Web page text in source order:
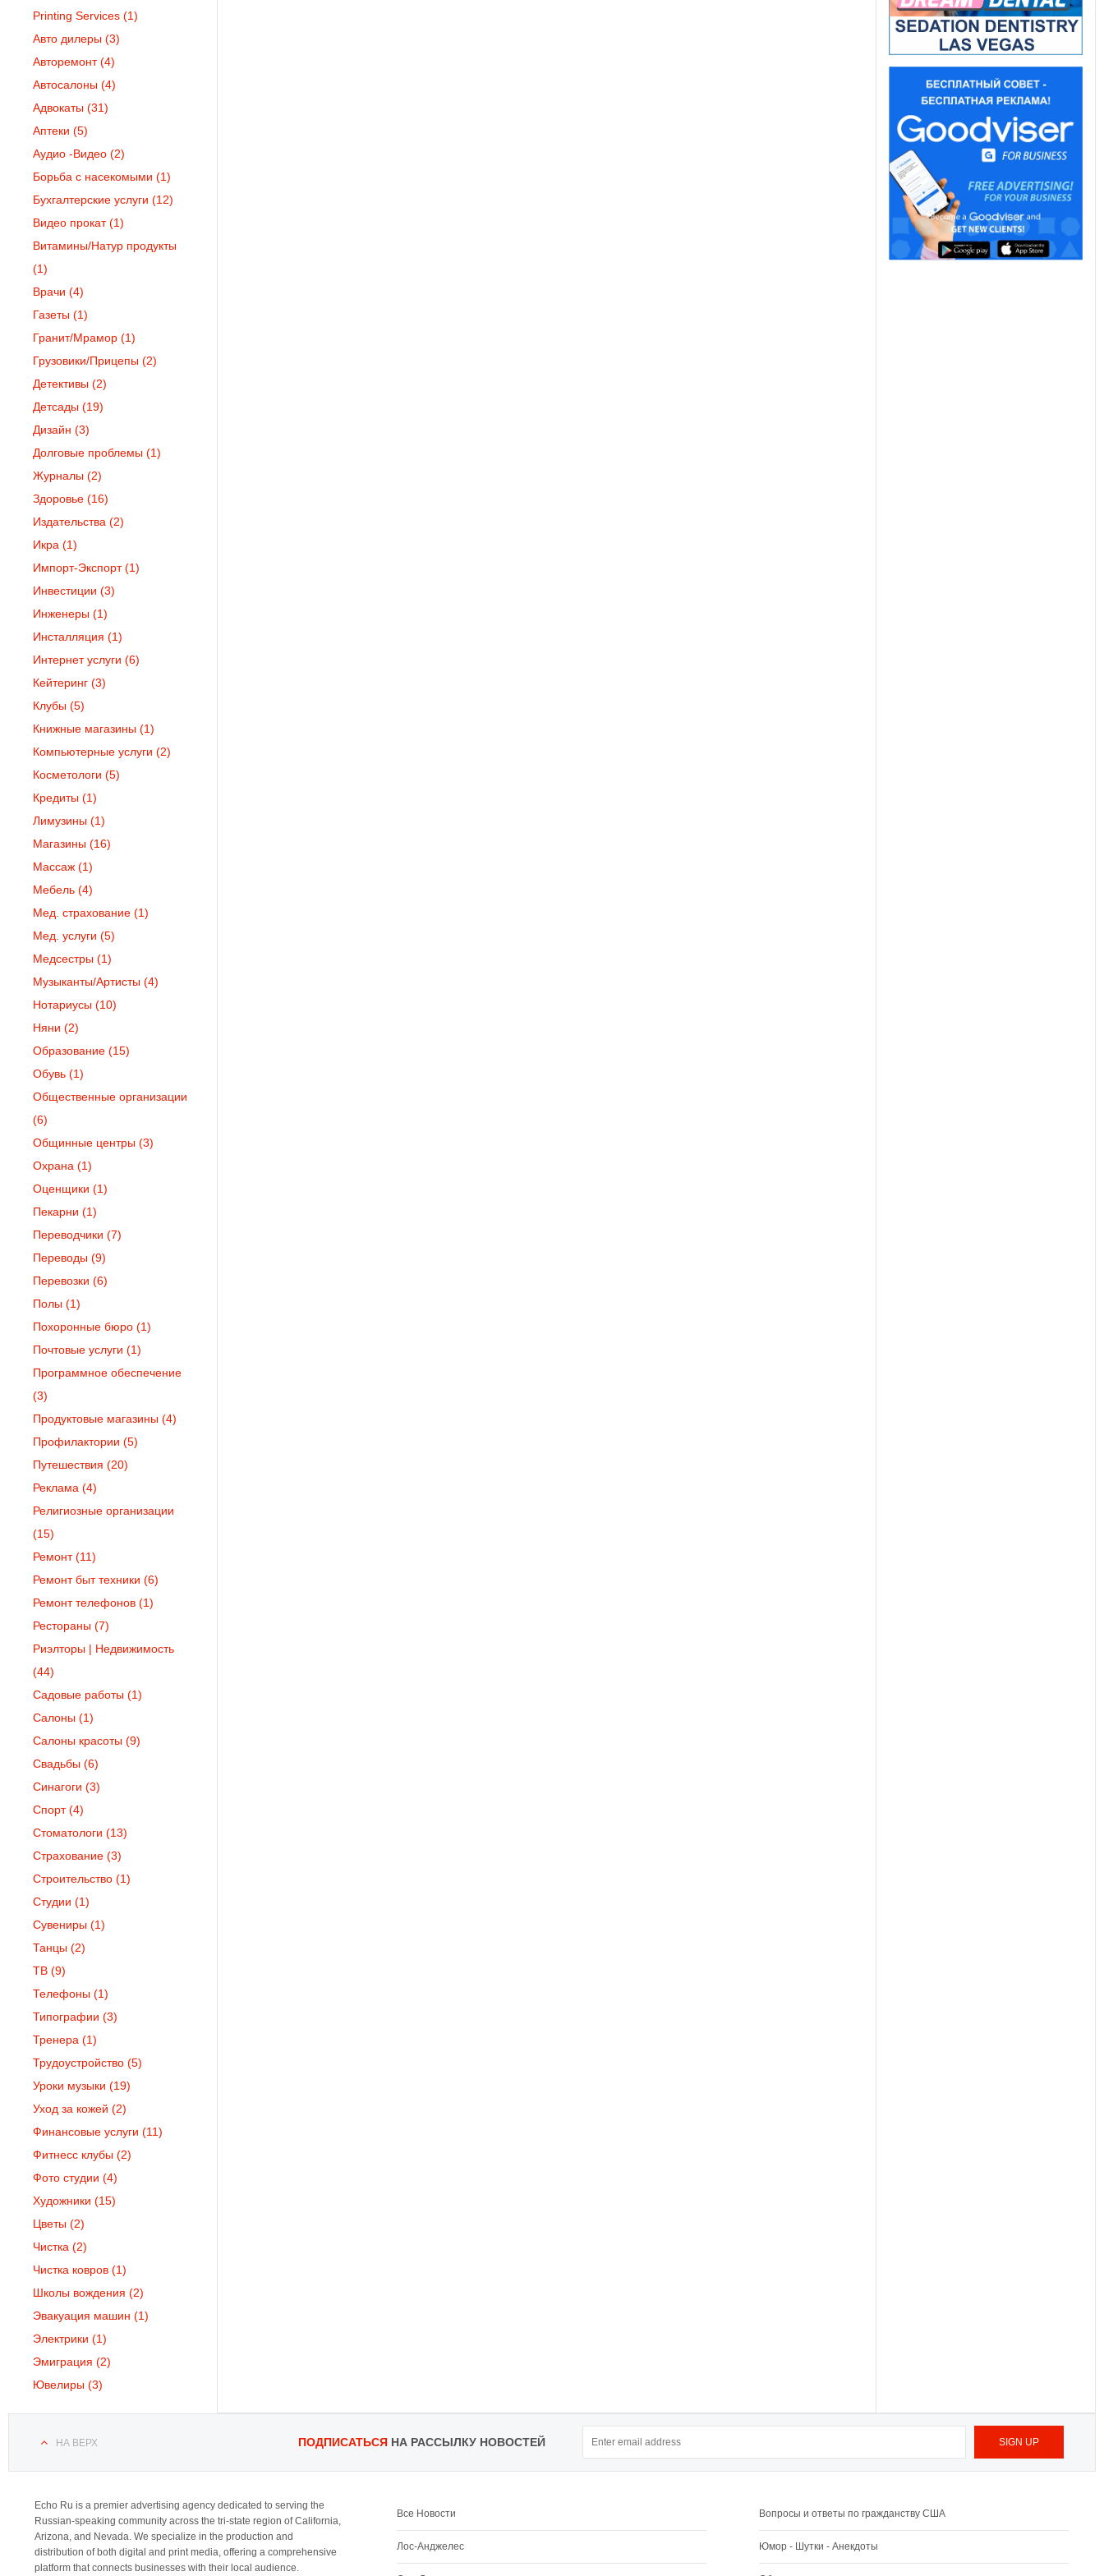
Printing Services (1)
Авто дилеры (3)
Авторемонт(4)
Автосалоны (4)
Адвокаты (31)
Аптеки (5)
Аудио -Видео (2)
Борьба с насекомыми (1)
Бухгалтерские услуги (12)
Видео прокат(1)
Витамины/Натур продукты
(1)
Врачи (4)
Газеты (1)
Гранит/Мрамор (1)
Грузовики/Прицепы (2)
Детективы (2)
Детсады (19)
Дизайн (3)
Долговые проблемы (1)
Журналы (2)
Здоровье (16)
Издательства (2)
Икра (1)
Импорт-Экспорт(1)
Инвестиции (3)
Инженеры (1)
Инсталляция (1)
Интернет услуги (6)
Кейтеринг (3)
Клубы (5)
Книжные магазины (1)
Компьютерные услуги (2)
Косметологи (5)
Кредиты (1)
Лимузины (1)
Магазины (16)
Массаж (1)
Мебель (4)
Мед. страхование (1)
Мед. услуги (5)
Медсестры (1)
Музыканты/Артисты (4)
Нотариусы (10)
Няни (2)
Образование (15)
Обувь (1)
Общественные организации
(6)
Общинные центры (3)
Охрана (1)
Оценщики (1)
Пекарни (1)
Переводчики (7)
Переводы (9)
Перевозки (6)
Полы (1)
Похоронные бюро (1)
Почтовые услуги (1)
Программное обеспечение
(3)
Продуктовые магазины (4)
Профилактории (5)
Путешествия (20)
Реклама (4)
Религиозные организации
(15)
Ремонт(11)
Ремонт быт техники (6)
Ремонт телефонов (1)
Рестораны (7)
Риэлторы | Недвижимость
(44)
Садовые работы (1)
Салоны (1)
Салоны красоты (9)
Свадьбы (6)
Синагоги (3)
Спорт(4)
Стоматологи (13)
Страхование (3)
Строительство (1)
Студии (1)
Сувениры (1)
Танцы (2)
ТВ (9)
Телефоны (1)
Типографии (3)
Тренера (1)
Трудоустройство (5)
Уроки музыки (19)
Уход за кожей (2)
Финансовые услуги (11)
Фитнесс клубы (2)
Фото студии (4)
Художники (15)
Цветы (2)
Чистка (2)
Чистка ковров (1)
Школы вождения (2)
Эвакуация машин (1)
Электрики (1)
Эмиграция (2)
Ювелиры (3)
НА ВЕРХ ПОДПИСАТЬСЯНА РАССЫЛКУ НОВОСТЕЙ
Echo Ru is a premier advertising agency dedicated to serving the
Russian-speaking community across the tri-state region of California,
Arizona, and Nevada. We specialize in the production and
distribution of both digital and print media, offering a comprehensive
platform that connects businesses with their local audience.
Все Новости
Лос-Анджелес
Вопросы и ответы по гражданству США
Юмор - Шутки - Анекдоты